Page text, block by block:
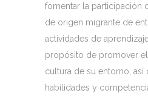
fomentar la participación
de origen migrante de
actividades de
propósito de promover
cultura de su entorno,
habilidades y